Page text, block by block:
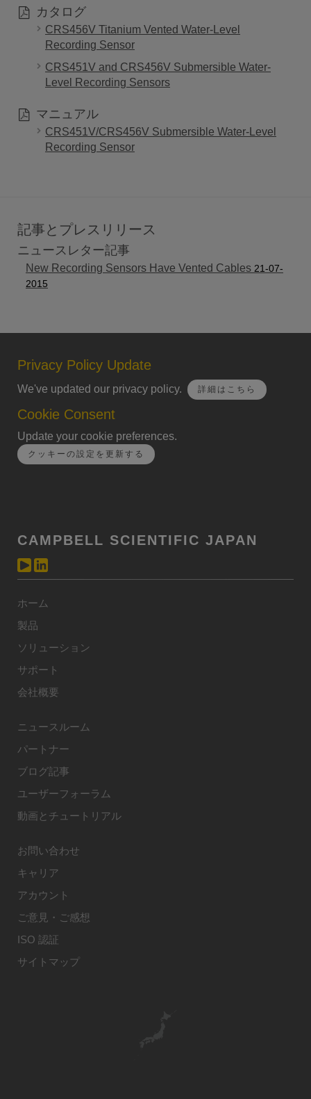
カタログ
CRS456V Titanium Vented Water-Level
Recording Sensor
CRS451V and CRS456V Submersible Water-
Level Recording Sensors
マニュアル
CRS451V/CRS456V Submersible Water-Level
Recording Sensor
記事とプレスリリース
ニュースレター記事
New Recording Sensors Have Vented Cables 21-07-
2015
Privacy Policy Update
We've updated our privacy policy. 詳細はこちら
Cookie Consent
Update your cookie preferences.
クッキーの設定を更新する
CAMPBELL SCIENTIFIC JAPAN
ホーム
製品
ソリューション
サポート
会社概要
ニュースルーム
パートナー
ブログ記事
ユーザーフォーラム
動画とチュートリアル
お問い合わせ
キャリア
アカウント
ご意見・ご感想
ISO 認証
サイトマップ